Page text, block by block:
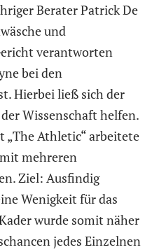
Berater Patrick De
und
verantworten
bei den
Hierbei ließ sich der
Wissenschaft helfen.
„The Athletic“ arbeitete
mehreren
Ziel: Ausfindig
Wenigkeit für das
wurde somit näher
jedes Einzelnen